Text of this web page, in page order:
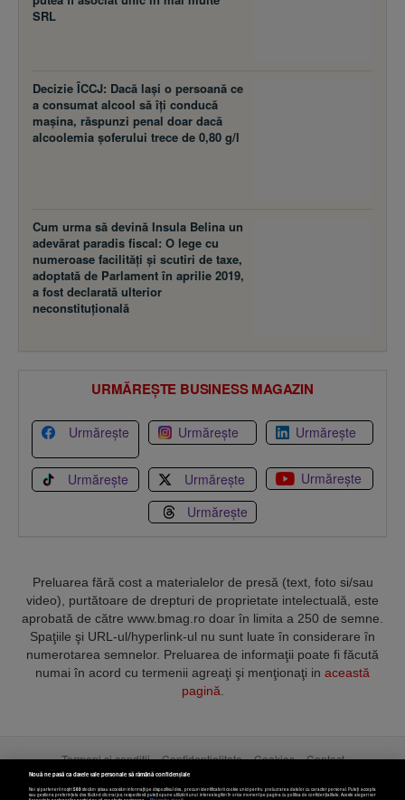
SRL
Decizie ÎCCJ: Dacă laşi o persoană ce
a consumat alcool să îţi conducă
maşina, răspunzi penal doar dacă
alcoolemia şoferului trece de 0,80 g/l
Cum urma să devină Insula Belina un
adevărat paradis fiscal: O lege cu
numeroase facilităţi şi scutiri de taxe,
adoptată de Parlament în aprilie 2019,
a fost declarată ulterior
neconstituţională
URMĂREȘTE BUSINESS MAGAZIN
Urmărește Urmărește Urmărește
Urmărește Urmărește
Urmărește
Urmărește
Preluarea fără cost a materialelor de presă (text, foto si/sau
video), purtătoare de drepturi de proprietate intelectuală, este
aprobată de către www.bmag.ro doar în limita a 250 de semne.
Spaţiile şi URL-ul/hyperlink-ul nu sunt luate în considerare în
numerotarea semnelor. Preluarea de informaţii poate fi făcută
numai în acord cu termenii agreaţi şi menţionaţi in această
pagină.
Termeni și condiții Confidențialitate Cookies Contact
Copyright © 2025 BUSINESSMEX S.A.
Nouă ne pasă ca datele tale personale să rămână confidențiale
Noi și partenerii noștri589stocăm și/sau accesăm informații pe dispozitivul dvs., precum identificatorii cookie unici pentru prelucrarea datelor cu caracter personal. Puteți accepta
sau gestiona preferințele dvs. făcând clic mai jos, respectiv vă puteți opune utilizării unui interes legitim în orice moment pe pagina cu politica de confidențialitate. Aceste alegeri vor